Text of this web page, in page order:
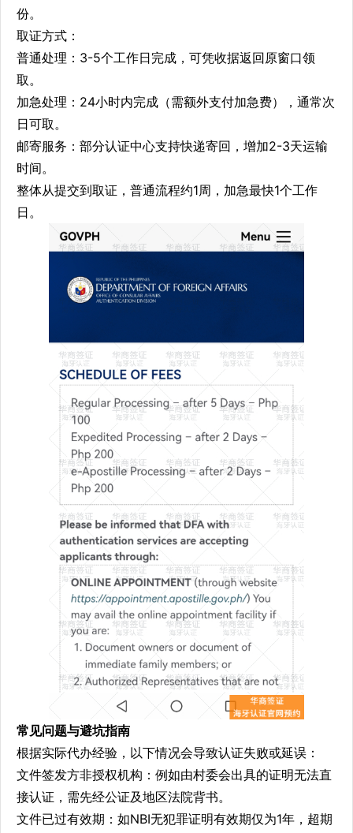
份。
取证方式：
普通处理：3-5个工作日完成，可凭收据返回原窗口领
取。
加急处理：24小时内完成（需额外支付加急费），通常次
日可取。
邮寄服务：部分认证中心支持快递寄回，增加2-3天运输
时间。
整体从提交到取证，普通流程约1周，加急最快1个工作
日。
常见问题与避坑指南
根据实际代办经验，以下情况会导致认证失败或延误：
文件签发方非授权机构：例如由村委会出具的证明无法直
接认证，需先经公证及地区法院背书。
文件已过有效期：如NBI无犯罪证明有效期仅为1年，超期